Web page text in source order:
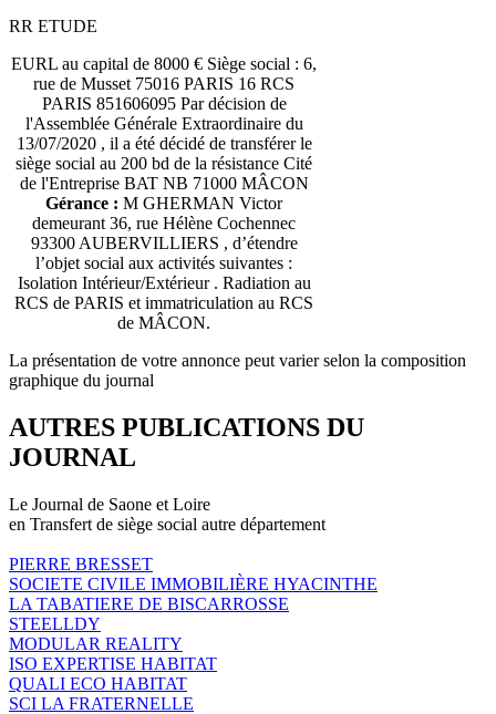
RR ETUDE
EURL au capital de 8000 € Siège social : 6,
rue de Musset 75016 PARIS 16 RCS
PARIS 851606095 Par décision de
l'Assemblée Générale Extraordinaire du
13/07/2020 , il a été décidé de transférer le
siège social au 200 bd de la résistance Cité
de l'Entreprise BAT NB 71000 MÂCON
Gérance : M GHERMAN Victor
demeurant 36, rue Hélène Cochennec
93300 AUBERVILLIERS , d’étendre
l’objet social aux activités suivantes :
Isolation Intérieur/Extérieur . Radiation au
RCS de PARIS et immatriculation au RCS
de MÂCON.
La présentation de votre annonce peut varier selon la composition
graphique du journal
AUTRES PUBLICATIONS DU
JOURNAL
Le Journal de Saone et Loire
en Transfert de siège social autre département
PIERRE BRESSET
SOCIETE CIVILE IMMOBILIÈRE HYACINTHE
LA TABATIERE DE BISCARROSSE
STEELLDY
MODULAR REALITY
ISO EXPERTISE HABITAT
QUALI ECO HABITAT
SCI LA FRATERNELLE